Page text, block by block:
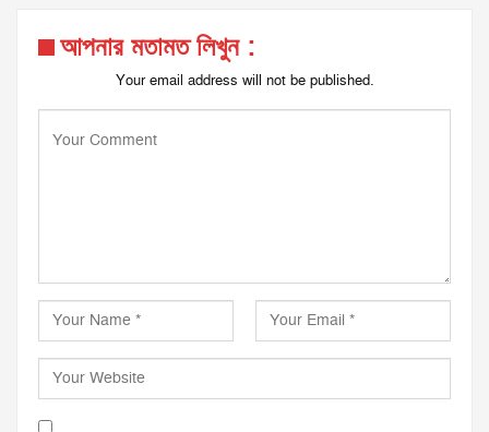
আপনার মতামত লিখুন :
Your email address will not be published.